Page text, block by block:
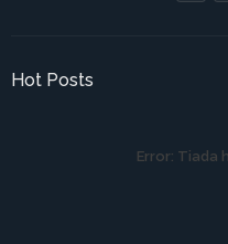
Hot Posts
Error: Tiada